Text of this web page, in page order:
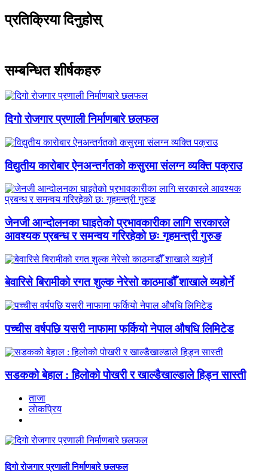
प्रतिक्रिया दिनुहोस्
सम्बन्धित शीर्षकहरु
दिगो रोजगार प्रणाली निर्माणबारे छलफल
विद्युतीय कारोबार ऐनअन्तर्गतको कसुरमा संलग्न व्यक्ति पक्राउ
जेनजी आन्दोलनका घाइतेको प्रभावकारीका लागि सरकारले
आवश्यक प्रबन्ध र समन्वय गरिरहेको छः गृहमन्त्री गुरुङ
बेवारिसे बिरामीको रगत शुल्क नेरेसो काठमाडौँ शाखाले व्यहोर्ने
पच्चीस वर्षपछि यसरी नाफामा फर्कियो नेपाल औषधि लिमिटेड
सडकको बेहाल : हिलोको पोखरी र खाल्डैखाल्डाले हिड्न सास्ती
ताजा
लाेकप्रिय
दिगो रोजगार प्रणाली निर्माणबारे छलफल